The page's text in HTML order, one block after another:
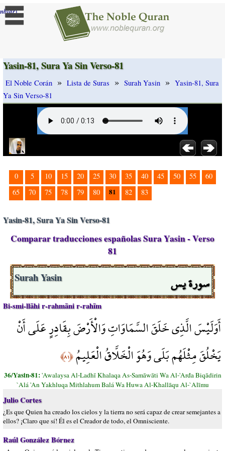
]
Yasin-81, Sura Ya Sin Verso-81
El Noble Corán » Lista de Suras » Surah Yasin » Yasin-81, Sura
Ya Sin Verso-81
0 5 10 15 20 25 30 35 40 45 50 55
60
65
70 75 78 79 80 81 82 83
Yasin-81, Sura Ya Sin Verso-81
Comparar traducciones españolas Sura Yasin - Verso
81
سورة يس Surah Yasin
Bi-smi-llāhi r-rahmāni r-rahīm
أَوَلَيْسَ الَّذِي خَلَقَ السَّمَاوَاتِ وَالْأَرْضَ بِقَادِرٍ عَلَى أَنْ
يَخْلُقَ مِثْلَهُم بَلَى وَهُوَ الْخَلَّاقُ الْعَلِيمُ﴿٨١﴾
36/Yasin-81:'Awalaysa Al-Ladhī Khalaqa As-Samāwāti Wa Al-'Arđa Biqādirin
`Alá 'An Yakhluqa Mithlahum Balá Wa Huwa Al-Khallāqu Al-`Alīmu
Julio Cortes
¿Es que Quien ha creado los cielos y la tierra no será capaz de crear semejantes a
ellos? ¡Claro que sí! Él es el Creador de todo, el Omnisciente.
Raúl González Bórnez